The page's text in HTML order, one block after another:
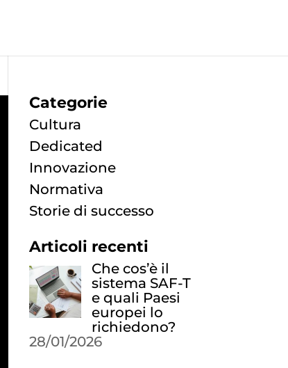
Categorie
Cultura
Dedicated
Innovazione
Normativa
Storie di successo
Articoli recenti
Che cos’è il
sistema SAF-T
e quali Paesi
europei lo
richiedono?
28/01/2026